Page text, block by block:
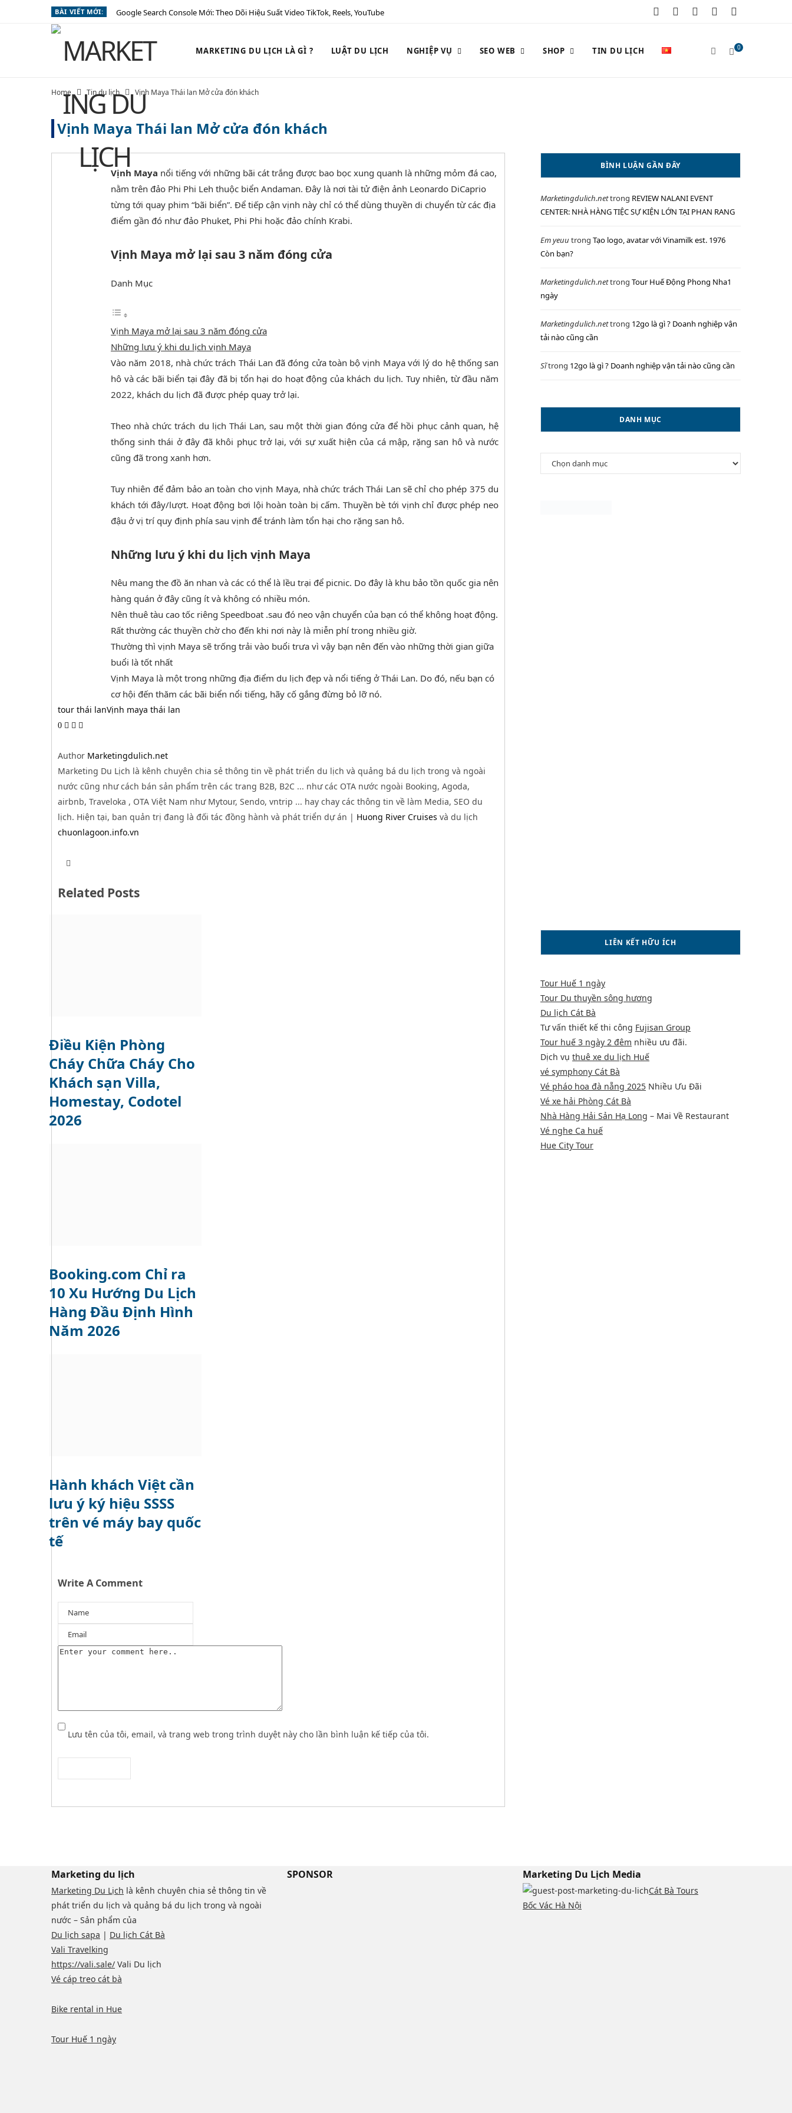
BÀI VIẾT MỚI: Google Search Console Mới: Theo Dõi Hiệu Suất Video TikTok, Reels, YouTube
o
k
t
e
r
r
a
m
e
s
e
MARKETING DU LỊCH LÀ GÌ ? LUẬT DU LỊCH NGHIỆP VỤ SEO WEB SHOP TIN DU LỊCH 0
H
O
I
G
Home Tin du lịch Vịnh Maya Thái lan Mở cửa đón khách
Vịnh Maya Thái lan Mở cửa đón khách
Vịnh Maya nổi tiếng với những bãi cát trắng được bao bọc xung quanh là những mỏm đá cao,
nằm trên đảo Phi Phi Leh thuộc biển Andaman. Đây là nơi tài tử điện ảnh Leonardo DiCaprio
từng tới quay phim “bãi biển”. Để tiếp cận vịnh này chỉ có thể dùng thuyền di chuyển từ các địa
điểm gần đó như đảo Phuket, Phi Phi hoặc đảo chính Krabi.
Vịnh Maya mở lại sau 3 năm đóng cửa
Danh Mục
Vịnh Maya mở lại sau 3 năm đóng cửa
Những lưu ý khi du lịch vịnh Maya
Vào năm 2018, nhà chức trách Thái Lan đã đóng cửa toàn bộ vịnh Maya với lý do hệ thống san
hô và các bãi biển tại đây đã bị tổn hại do hoạt động của khách du lịch. Tuy nhiên, từ đầu năm
2022, khách du lịch đã được phép quay trở lại.
Theo nhà chức trách du lịch Thái Lan, sau một thời gian đóng cửa để hồi phục cảnh quan, hệ
thống sinh thái ở đây đã khôi phục trở lại, với sự xuất hiện của cá mập, rặng san hô và nước
cũng đã trong xanh hơn.
Tuy nhiên để đảm bảo an toàn cho vịnh Maya, nhà chức trách Thái Lan sẽ chỉ cho phép 375 du
khách tới đây/lượt. Hoạt động bơi lội hoàn toàn bị cấm. Thuyền bè tới vịnh chỉ được phép neo
đậu ở vị trí quy định phía sau vịnh để tránh làm tổn hại cho rặng san hô.
Những lưu ý khi du lịch vịnh Maya
Nêu mang the đồ ăn nhan và các có thể là lều trại để picnic. Do đây là khu bảo tồn quốc gia nên
hàng quán ở đây cũng ít và không có nhiều món.
Nên thuê tàu cao tốc riêng Speedboat .sau đó neo vận chuyển của bạn có thể không hoạt động.
Rất thường các thuyền chờ cho đến khi nơi này là miễn phí trong nhiều giờ.
Thường thì vịnh Maya sẽ trống trải vào buổi trưa vì vậy bạn nên đến vào những thời gian giữa
buổi là tốt nhất
Vịnh Maya là một trong những địa điểm du lịch đẹp và nổi tiếng ở Thái Lan. Do đó, nếu bạn có
cơ hội đến thăm các bãi biển nổi tiếng, hãy cố gắng đừng bỏ lỡ nó.
tour thái lanVịnh maya thái lan
0
Author Marketingdulich.net
Marketing Du Lịch là kênh chuyên chia sẻ thông tin về phát triển du lịch và quảng bá du lịch trong và ngoài
nước cũng như cách bán sản phẩm trên các trang B2B, B2C ... như các OTA nước ngoài Booking, Agoda,
airbnb, Traveloka , OTA Việt Nam như Mytour, Sendo, vntrip ... hay chay các thông tin về làm Media, SEO du
lịch. Hiện tại, ban quản trị đang là đối tác đồng hành và phát triển dự án | Huong River Cruises và du lịch
chuonlagoon.info.vn
t
Related Posts
Điều Kiện Phòng
Cháy Chữa Cháy Cho
Khách sạn Villa,
Homestay, Codotel
2026
Booking.com Chỉ ra
10 Xu Hướng Du Lịch
Hàng Đầu Định Hình
Năm 2026
Hành khách Việt cần
lưu ý ký hiệu SSSS
trên vé máy bay quốc
tế
Write A Comment
Lưu tên của tôi, email, và trang web trong trình duyệt này cho lần bình luận kế tiếp của tôi.
BÌNH LUẬN GẦN ĐÂY
Marketingdulich.nettrong REVIEW NALANI EVENT
CENTER: NHÀ HÀNG TIỆC SỰ KIỆN LỚN TẠI PHAN RANG
Em yeuu trong Tạo logo, avatar với Vinamilk est. 1976
Còn bạn?
Marketingdulich.nettrong Tour Huế Động Phong Nha1
ngày
Marketingdulich.nettrong 12go là gì ? Doanh nghiệp vận
tải nào cũng cần
Sĩtrong 12go là gì ? Doanh nghiệp vận tải nào cũng cần
DANH MỤC
Danh
mục
LIÊN KẾT HỮU ÍCH
Tour Huế 1 ngày
Tour Du thuyền sông hương
Du lịch Cát Bà
Tư vấn thiết kế thi công Fujisan Group
Tour huế 3 ngày 2 đêm nhiều ưu đãi.
Dịch vụ thuê xe du lịch Huế
vé symphony Cát Bà
Vé pháo hoa đà nẵng 2025 Nhiều Ưu Đãi
Vé xe hải Phòng Cát Bà
Nhà Hàng Hải Sản Hạ Long – Mai Về Restaurant
Vé nghe Ca huế
Hue City Tour
Marketing du lịch
Marketing Du Lịch là kênh chuyên chia sẻ thông tin về
phát triển du lịch và quảng bá du lịch trong và ngoài
nước – Sản phẩm của
Du lịch sapa | Du lịch Cát Bà
Vali Travelking
https://vali.sale/ Vali Du lịch
Vé cáp treo cát bà
Bike rental in Hue
Tour Huế 1 ngày
SPONSOR Marketing Du Lịch Media
Cát Bà Tours
Bốc Vác Hà Nội